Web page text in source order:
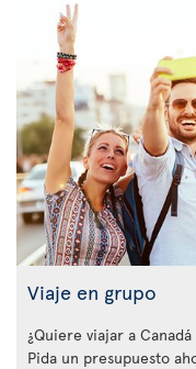
Viaje en grupo
¿Quiere viajar a
Pida un presupuesto